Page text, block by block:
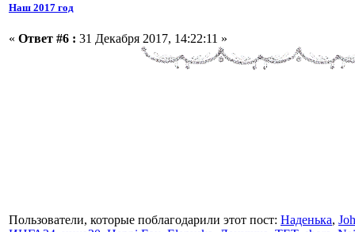
Наш 2017 год
« Ответ #6 : 31 Декабря 2017, 14:22:11 »
Пользователи, которые поблагодарили этот пост: Наденька,